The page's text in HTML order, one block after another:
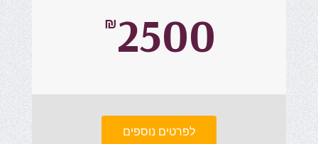
₪2500
לפרטים נוספים